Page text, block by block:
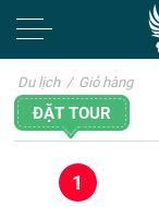
Du lịch / Giỏ hàng
ĐẶT TOUR
1